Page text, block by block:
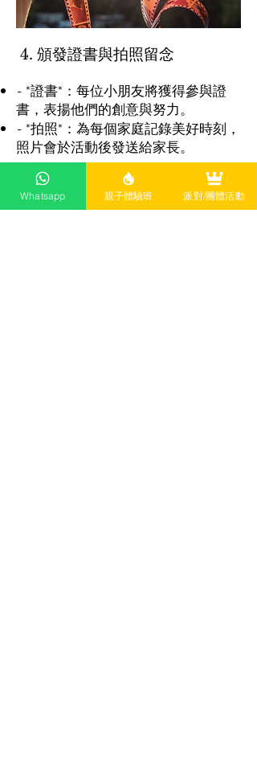
4. 頒發證書與拍照留念
- *證書*：每位小朋友將獲得參與證
書，表揚他們的創意與努力。
- *拍照*：為每個家庭記錄美好時刻，
照片會於活動後發送給家長。
Whatsapp 親子體驗班 派對/團體活動